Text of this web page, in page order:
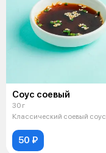
Соус соевый
30 г
Классический соевый соус
50 ₽